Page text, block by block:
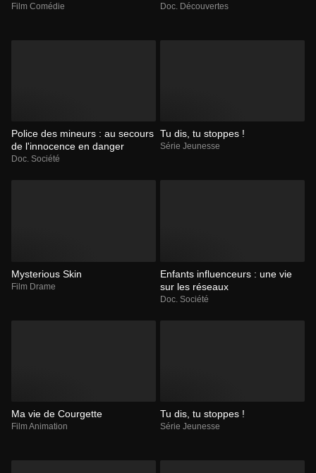
Film Comédie Doc. Découvertes
Police des mineurs : au secours
de l'innocence en danger
Doc. Société
Tu dis, tu stoppes !
Série Jeunesse
Mysterious Skin
Film Drame
Enfants influenceurs : une vie
sur les réseaux
Doc. Société
Ma vie de Courgette
Film Animation
Tu dis, tu stoppes !
Série Jeunesse